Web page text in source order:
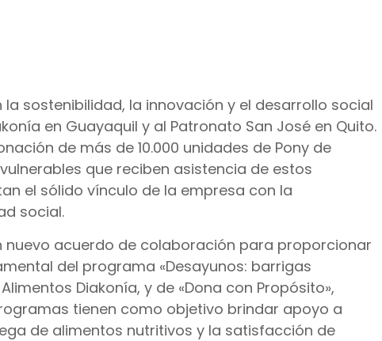
sostenibilidad, la innovación y el desarrollo social
en Guayaquil y al Patronato San José en Quito.
de más de 10.000 unidades de Pony de
que reciben asistencia de estos
el sólido vínculo de la empresa con la
social.
acuerdo de colaboración para proporcionar
del programa «Desayunos: barrigas
Diakonía, y de «Dona con Propósito»,
tienen como objetivo brindar apoyo a
de alimentos nutritivos y la satisfacción de